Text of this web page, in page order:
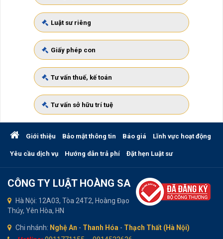
Luật sư riêng
Giấy phép con
Tư vấn thuế, kế toán
Tư vấn sở hữu trí tuệ
Giới thiệu Bảo mật thông tin Báo giá Lĩnh vực hoạt động
Yêu cầu dịch vụ Hướng dẫn trả phí Đặt hẹn Luật sư
CÔNG TY LUẬT HOÀNG SA
Hà Nội: 12A03, Tòa 24T2, Hoàng Đạo
Thúy, Yên Hòa, HN
Chi nhánh: Nghệ An - Thanh Hóa - Thạch Thất (Hà Nội)